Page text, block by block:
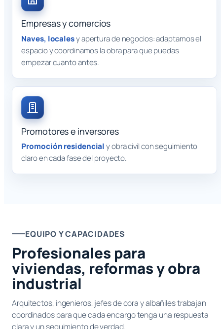
Empresas y comercios
Naves, localesy apertura de negocios: adaptamos el
espacio y coordinamos la obra para que puedas
empezar cuanto antes.
Promotores e inversores
Promoción residencialy obra civil con seguimiento
claro en cada fase del proyecto.
EQUIPO Y CAPACIDADES
Profesionales para
viviendas, reformas y obra
industrial
Arquitectos, ingenieros, jefes de obra y albañiles trabajan
coordinados para que cada encargo tenga una respuesta
clara y un seguimiento de verdad.